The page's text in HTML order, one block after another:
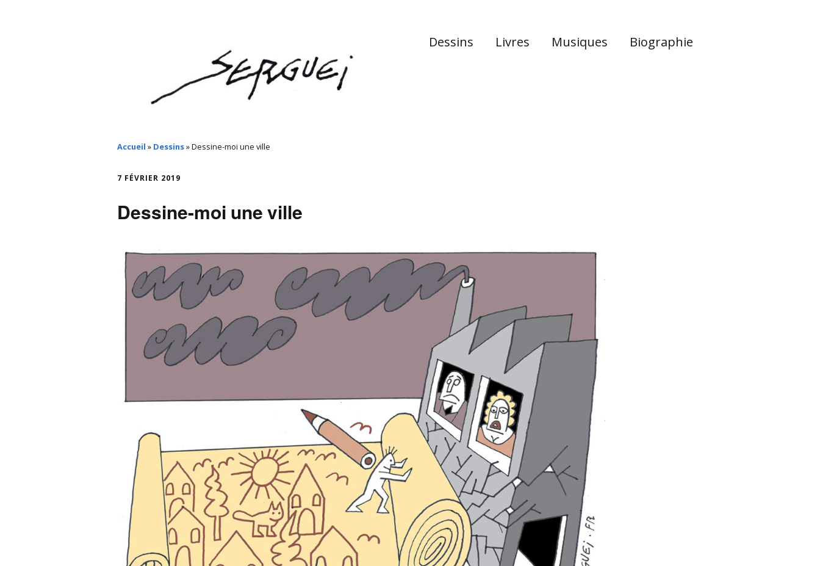
Dessins Livres Musiques Biographie
Accueil » Dessins»Dessine-moi une ville
7 FÉVRIER 2019
Dessine-moi une ville